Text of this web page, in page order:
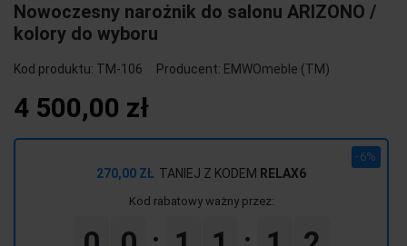
Nowoczesny narożnik do salonu ARIZONO /
kolory do wyboru
Kod produktu: TM-106 Producent: EMWOmeble (TM)
4 500,00 zł
270,00 ZŁ TANIEJ Z KODEM RELAX6
Kod rabatowy ważny przez:
-6%